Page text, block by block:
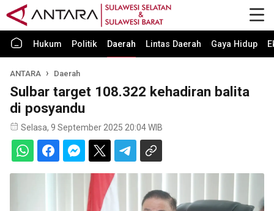
Hukum Politik Daerah Lintas Daerah Gaya Hidup
ANTARA Daerah
Sulbar target 108.322 kehadiran balita
di posyandu
Selasa, 9 September 2025 20:04 WIB